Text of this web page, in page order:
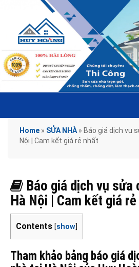
Home » SỬA NHÀ » Báo giá dịch vụ
Nội | Cam kết giá rẻ nhất
Báo giá dịch vụ sửa
Hà Nội | Cam kết giá
Contents [show]
Tham khảo bảng báo giá